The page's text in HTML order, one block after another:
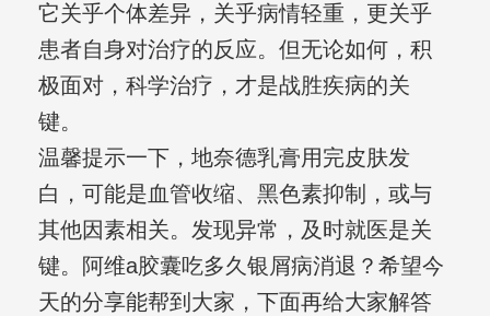
它关乎个体差异，关乎病情轻重，更关乎
患者自身对治疗的反应。但无论如何，积
极面对，科学治疗，才是战胜疾病的关
键。
温馨提示一下，地奈德乳膏用完皮肤发
白，可能是血管收缩、黑色素抑制，或与
其他因素相关。发现异常，及时就医是关
键。阿维a胶囊吃多久银屑病消退？希望今
天的分享能帮到大家，下面再给大家解答